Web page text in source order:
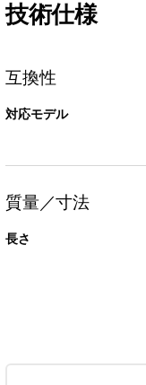
技術仕様
互換性
対応モデル
質量／寸法
長さ